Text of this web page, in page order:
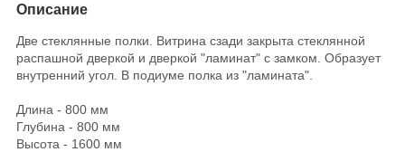
Описание
Две стеклянные полки. Витрина сзади закрыта стеклянной
распашной дверкой и дверкой "ламинат" с замком. Образует
внутренний угол. В подиуме полка из "ламината".
Длина - 800 мм
Глубина - 800 мм
Высота - 1600 мм